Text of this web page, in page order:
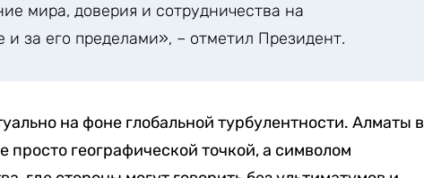
мира, доверия и сотрудничества на
и за его пределами», – отметил Президент.
на фоне глобальной турбулентности. Алматы в
просто географической точкой, а символом